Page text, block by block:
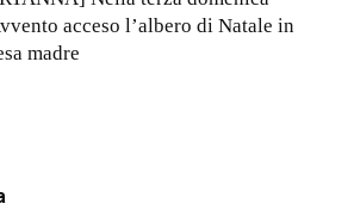
acceso l’albero di Natale in
madre